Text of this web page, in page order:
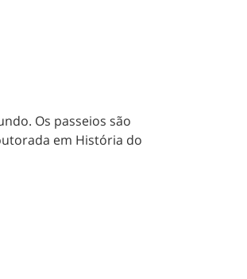
Os passeios são
em História do